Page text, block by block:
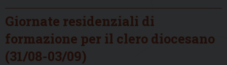
Giornate residenziali di
formazione per il clero diocesano
(31/08-03/09)